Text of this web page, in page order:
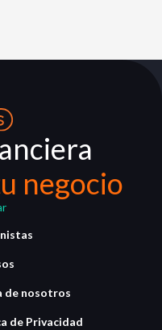
negocio
de nosotros
de Privacidad